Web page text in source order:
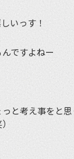
いっす！
ですよねー
と考え事をと